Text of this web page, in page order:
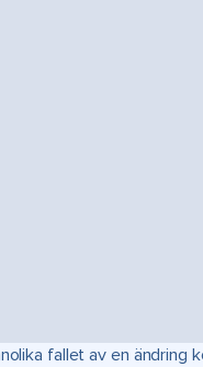
fallet av en ändring